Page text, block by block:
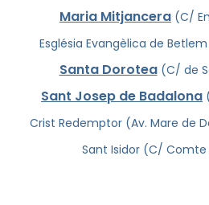
Maria Mitjancera (C/
Església Evangèlica de
Santa Dorotea(C/ de
Sant Josep de Badalona
Crist Redemptor (Av. Mare de
Sant Isidor (C/ Comte